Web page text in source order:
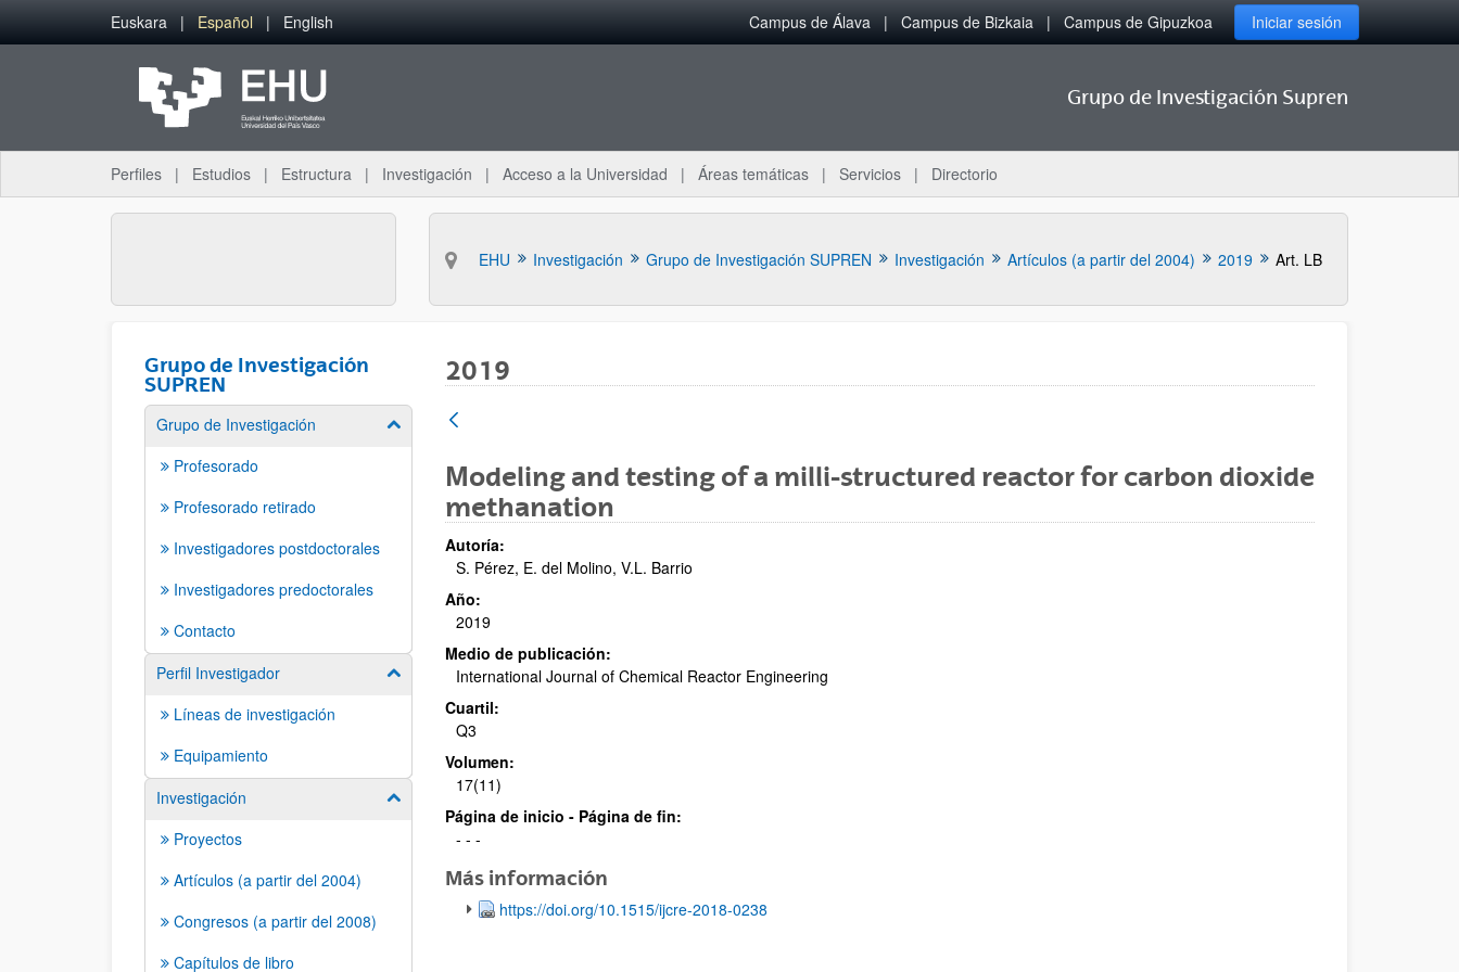
Saltar al contenido principal
Euskara Español English Campus de Álava Campus de Bizkaia Campus de Gipuzkoa Iniciar sesión
Grupo de Investigación Supren
Perfiles Estudios Estructura Investigación Acceso a la Universidad Áreas temáticas Servicios Directorio
EHU Investigación Grupo de Investigación SUPREN Investigación Artículos (a partir del 2004) 2019 Art. LB
Grupo de Investigación
SUPREN
Grupo de Investigación Mostrar/ocultar subpáginas
Profesorado
Profesorado retirado
Investigadores postdoctorales
Investigadores predoctorales
Contacto
Perfil Investigador
Mostrar/ocultar subpáginas
Líneas de investigación
Equipamiento
Investigación
Mostrar/ocultar subpáginas
Proyectos
Artículos (a partir del 2004)
Congresos (a partir del 2008)
Capítulos de libro
2019
Modeling and testing of a milli-structured reactor for carbon dioxide
methanation
Autoría:
S. Pérez, E. del Molino, V.L. Barrio
Año:
2019
Medio de publicación:
International Journal of Chemical Reactor Engineering
Cuartil:
Q3
Volumen:
17(11)
Página de inicio - Página de fin:
- - -
Más información
https://doi.org/10.1515/ijcre-2018-0238